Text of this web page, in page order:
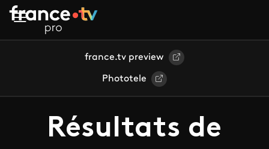
Aller au contenu principal
france.tv preview
Phototele
Résultats de